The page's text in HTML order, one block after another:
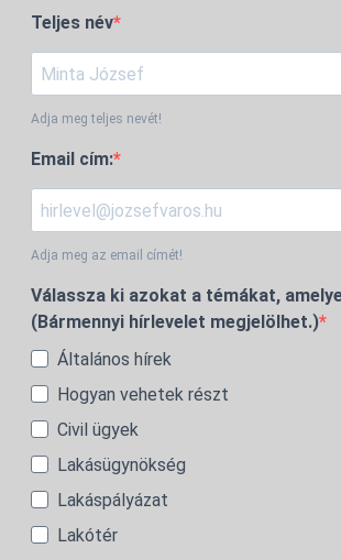
Teljes név
Adja meg teljes nevét!
Email cím:
Adja meg az email címét!
Válassza ki azokat a témákat,
(Bármennyi hírlevelet megjelölhet.)
Általános hírek
Hogyan vehetek részt
Civil ügyek
Lakásügynökség
Lakáspályázat
Lakótér